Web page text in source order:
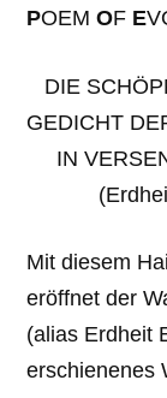
POEMOF E
DIE
GEDICHT
IN
(Erdheit
Mit diesem
eröffnet der
(alias Erdheit
erschienenes